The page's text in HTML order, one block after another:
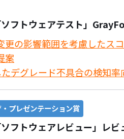
フトウェアテスト」
更の影響範囲を考慮したス
案
デグレード不具合の検知率
プレゼンテーション賞
フトウェアレビュー」レ